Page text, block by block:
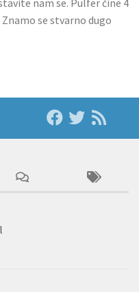
nam se. Pulfer čine 4
se stvarno dugo